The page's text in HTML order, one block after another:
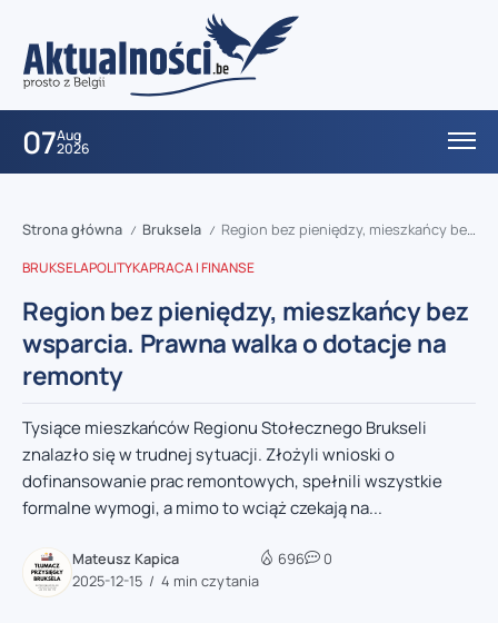
07Aug
2026
Strona główna / Bruksela / Region bez pieniędzy, mieszkańcy bez wsparcia. Prawna walka o dotacje na remonty
BRUKSELAPOLITYKAPRACA I FINANSE
Region bez pieniędzy, mieszkańcy bez
wsparcia. Prawna walka o dotacje na
remonty
Tysiące mieszkańców Regionu Stołecznego Brukseli
znalazło się w trudnej sytuacji. Złożyli wnioski o
dofinansowanie prac remontowych, spełnili wszystkie
formalne wymogi, a mimo to wciąż czekają na...
Mateusz Kapica
2025-12-15
4 min czytania
696 0